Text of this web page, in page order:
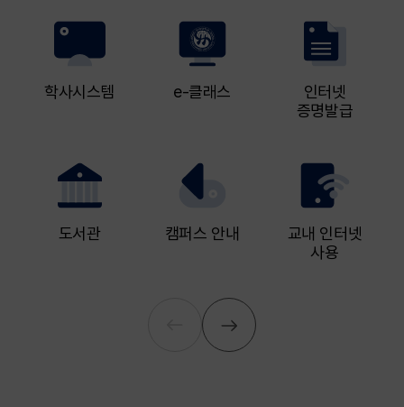
학사시스템 e-클래스
인터넷
증명발급
도서관 캠퍼스 안내
교내 인터넷
사용